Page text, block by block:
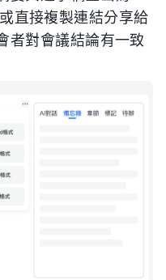
直接複製連結分享給
者對會議結論有一致